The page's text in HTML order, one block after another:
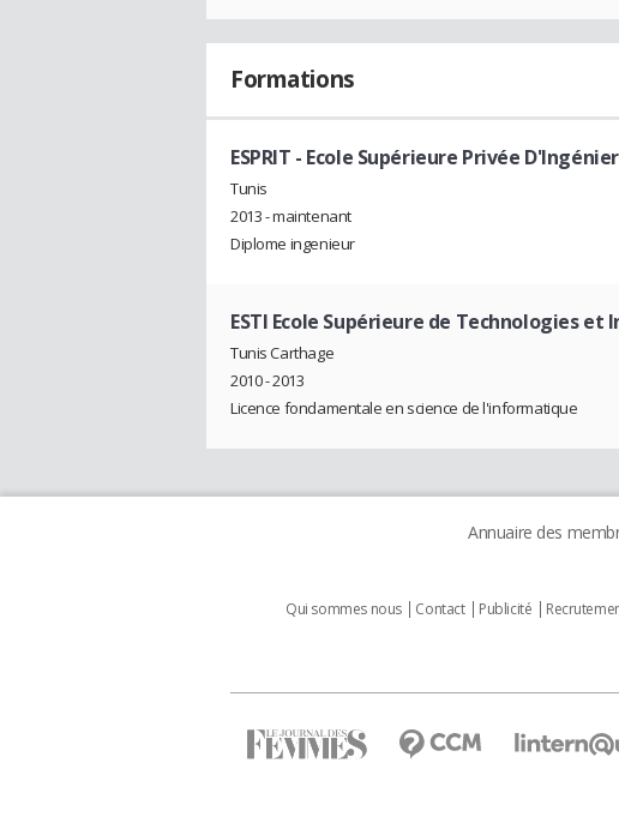
Formations
ESPRIT - Ecole Supérieure Privée
Tunis
2013 - maintenant
Diplome ingenieur
ESTI Ecole Supérieure de Technologies
Tunis Carthage
2010 - 2013
Licence fondamentale en science de l'informatique
Annuaire des
Qui sommes nous Contact Publicité